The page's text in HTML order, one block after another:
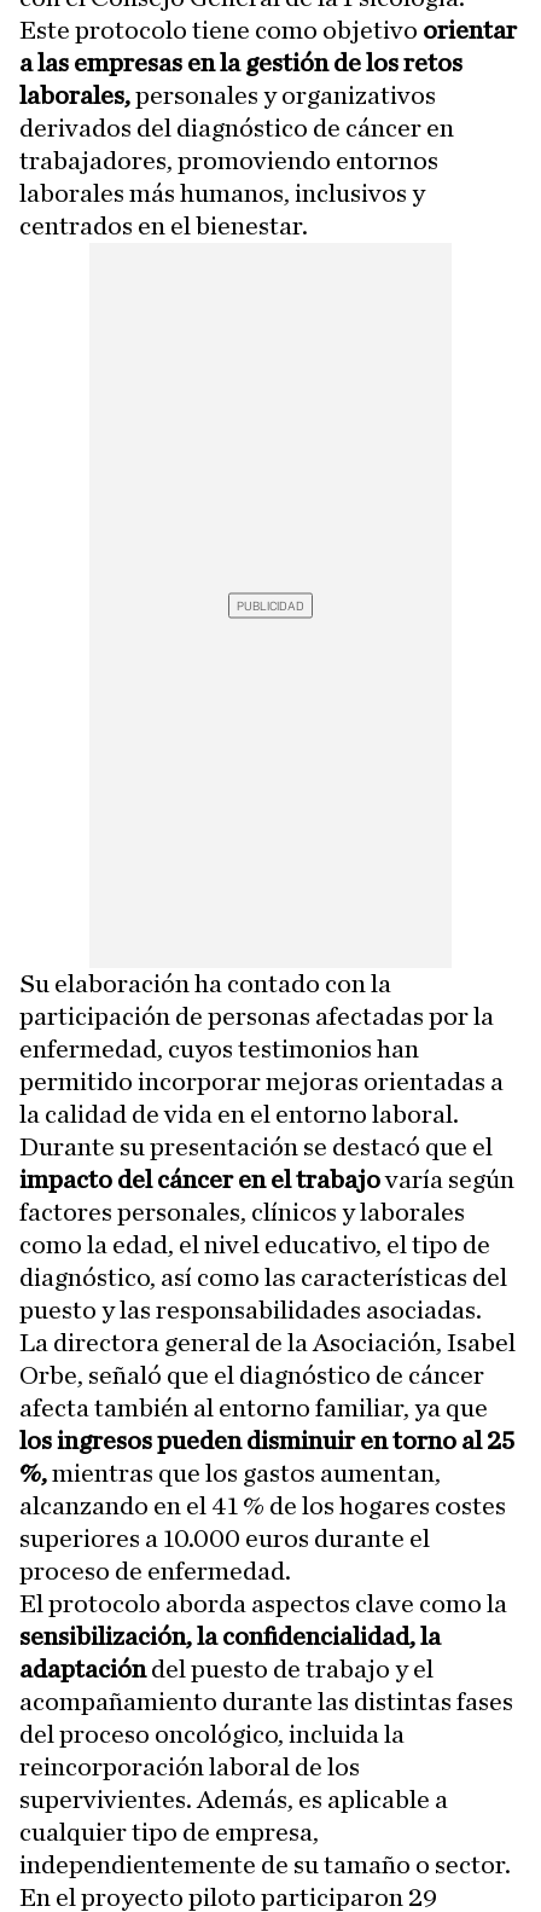
Este protocolo tiene como objetivo orientar
a las empresas en la gestión de los retos
laborales,personales y organizativos
derivados del diagnóstico de cáncer en
trabajadores, promoviendo entornos
laborales más humanos, inclusivos y
centrados en el bienestar.
Su elaboración ha contado con la
participación de personas afectadas por la
enfermedad, cuyos testimonios han
permitido incorporar mejoras orientadas a
la calidad de vida en el entorno laboral.
Durante su presentación se destacó que el
impacto del cáncer en el trabajovaría según
factores personales, clínicos y laborales
como la edad, el nivel educativo, el tipo de
diagnóstico, así como las características del
puesto y las responsabilidades asociadas.
La directora general de la Asociación, Isabel
Orbe, señaló que el diagnóstico de cáncer
afecta también al entorno familiar, ya que
los ingresos pueden disminuir en torno al 25
%,mientras que los gastos aumentan,
alcanzando en el 41 % de los hogares costes
superiores a 10.000 euros durante el
proceso de enfermedad.
El protocolo aborda aspectos clave como la
sensibilización, la confidencialidad, la
adaptacióndel puesto de trabajo y el
acompañamiento durante las distintas fases
del proceso oncológico, incluida la
reincorporación laboral de los
supervivientes. Además, es aplicable a
cualquier tipo de empresa,
independientemente de su tamaño o sector.
En el proyecto piloto participaron 29